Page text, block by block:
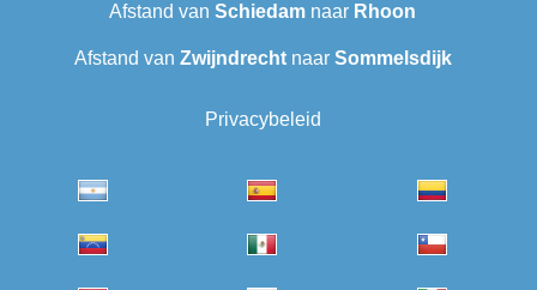
Afstand van Schiedam naar Rhoon
Afstand van Zwijndrechtnaar Sommelsdijk
Privacybeleid